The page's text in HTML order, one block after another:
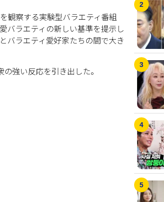
観察する実験型バラエティ番組
バラエティの新しい基準を提示し
バラエティ愛好家たちの間で大き
強い反応を引き出した。